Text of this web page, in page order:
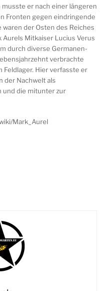
er nach einer längeren
Fronten gegen eindringende
der Osten des Reiches
Mitkaiser Lucius Verus
durch diverse Germanen-
verbrachte
Feldlager. Hier verfasste er
der Nachwelt als
und die mitunter zur
Mark_Aurel